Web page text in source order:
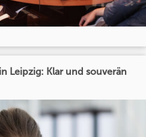
Leipzig: Klar und souverän